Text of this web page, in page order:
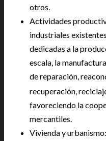
otros.
Actividades
industriales
dedicadas a la
escala, la
de reparación,
recuperación,
favoreciendo la
mercantiles.
Vivienda y